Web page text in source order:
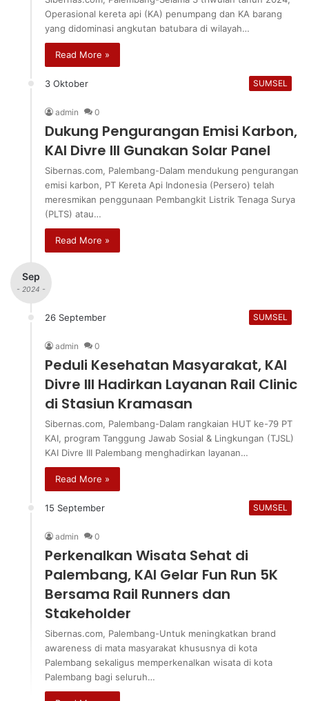
Operasional kereta api (KA) penumpang dan KA barang
yang didominasi angkutan batubara di wilayah…
Read More »
3 Oktober SUMSEL
admin 0
Dukung Pengurangan Emisi Karbon,
KAI Divre III Gunakan Solar Panel
Sibernas.com, Palembang-Dalam mendukung pengurangan
emisi karbon, PT Kereta Api Indonesia (Persero) telah
meresmikan penggunaan Pembangkit Listrik Tenaga Surya
(PLTS) atau…
Read More »
Sep
- 2024 -
26 September SUMSEL
admin 0
Peduli Kesehatan Masyarakat, KAI
Divre III Hadirkan Layanan Rail Clinic
di Stasiun Kramasan
Sibernas.com, Palembang-Dalam rangkaian HUT ke-79 PT
KAI, program Tanggung Jawab Sosial & Lingkungan (TJSL)
KAI Divre III Palembang menghadirkan layanan…
Read More »
15 September SUMSEL
admin 0
Perkenalkan Wisata Sehat di
Palembang, KAI Gelar Fun Run 5K
Bersama Rail Runners dan
Stakeholder
Sibernas.com, Palembang-Untuk meningkatkan brand
awareness di mata masyarakat khususnya di kota
Palembang sekaligus memperkenalkan wisata di kota
Palembang bagi seluruh…